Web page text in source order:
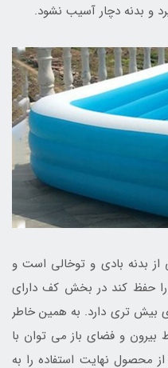
و بدنه دچار آسیب نشود.
بدنه بادی و توخالی است و
حفظ کند در بخش کف دارای
تری دارد. به همین خاطر
و فضای باز می توان با
محصول نهایت استفاده را به